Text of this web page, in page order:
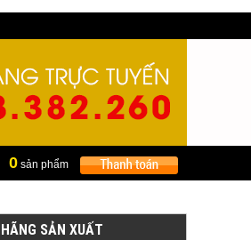
0 sản phẩm
HÃNG SẢN XUẤT